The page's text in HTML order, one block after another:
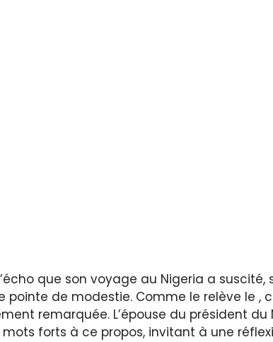
que son voyage au Nigeria a
pointe de modestie. Comme le relève le ,
remarquée. L’épouse du président
forts à ce propos, invitant à une